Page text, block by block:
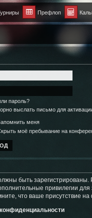
Префлоп
пароль?
выслать письмо для
меня
моё пребывание на
быть зарегистрированы.
привилегии
что ваше присутствие на